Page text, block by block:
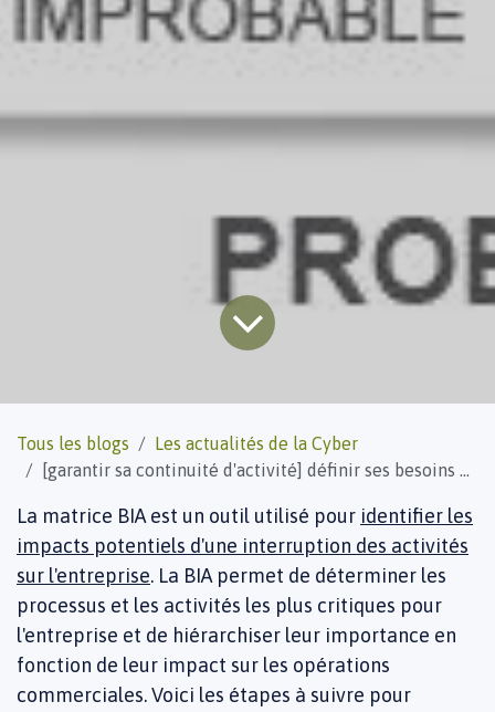
Tous les blogs
Les actualités de la Cyber
[garantir sa continuité d'activité] définir ses besoins métiers BIA
La matrice BIA est un outil utilisé pour identifier les
impacts potentiels d'une interruption des activités
sur l'entreprise. La BIA permet de déterminer les
processus et les activités les plus critiques pour
l'entreprise et de hiérarchiser leur importance en
fonction de leur impact sur les opérations
commerciales. Voici les étapes à suivre pour